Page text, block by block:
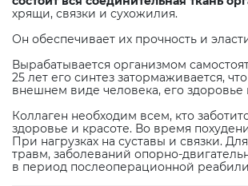
хрящи, связки и сухожилия.
Он обеспечивает их прочность и
Вырабатывается организмом
25 лет его синтез затормаживается,
внешнем виде человека, его здоровье
Коллаген необходим всем, кто
здоровье и красоте. Во время
При нагрузках на суставы и связки.
травм, заболеваний опорно-
в период послеоперационной